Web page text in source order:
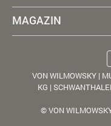
MAGAZIN
VON WILMOWSKY |
KG |
© VON